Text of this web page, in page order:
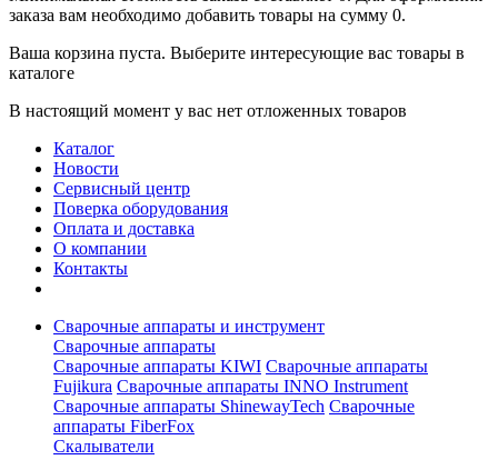
заказа вам необходимо добавить товары на сумму 0.
Ваша корзина пуста. Выберите интересующие вас товары в
каталоге
В настоящий момент у вас нет отложенных товаров
Каталог
Новости
Сервисный центр
Поверка оборудования
Оплата и доставка
О компании
Контакты
Сварочные аппараты и инструмент
Сварочные аппараты
Сварочные аппараты KIWI Сварочные аппараты
Fujikura Сварочные аппараты INNO Instrument
Сварочные аппараты ShinewayTech Cварочные
аппараты FiberFox
Скалыватели